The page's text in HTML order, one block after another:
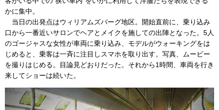
かに集中。
当日の出発点はウィリアムズバーグ地区。開始直前に、乗り込み
口から一番近いサロンでヘアとメイクを施しての出陣となった。5人
のゴージャスな女性が車両に乗り込み、モデルがウォーキングをは
じめると、乗客は一斉に注目しスマホを取り出す。写真、ムービー
を撮りはじめる。目論見どおりだった。それから1時間、車両を行き
来してショーは続いた。